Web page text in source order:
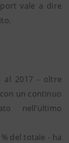
vale a dire
al 2017 - oltre
un continuo
nell’ultimo
del totale - ha